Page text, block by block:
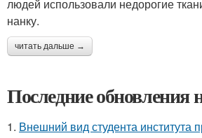
людей использовали недорогие
нанку.
читать дальше →
Последние обновления
1. Внешний вид студента института